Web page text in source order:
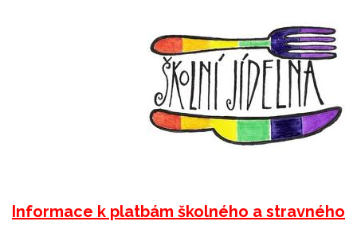
Informace k platbám školného a stravného